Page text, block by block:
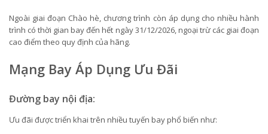
Ngoài giai đoạn Chào hè, chương trình còn áp dụng cho nhiều hành
trình có thời gian bay đến hết ngày 31/12/2026, ngoại trừ các giai đoạn
cao điểm theo quy định của hãng.
Mạng Bay Áp Dụng Ưu Đãi
Đường bay nội địa:
Ưu đãi được triển khai trên nhiều tuyến bay phổ biến như: